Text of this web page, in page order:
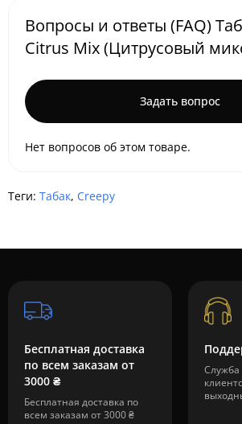
Вопросы и ответы (FAQ)
Citrus Mix (Цитрусовый
Задать вопрос
Нет вопросов об этом товаре.
Теги: Табак, Creepy
Бесплатная доставка
по всем заказам от
3000 ₴
Бесплатная доставка по
всем заказам от 3000 ₴
Служба